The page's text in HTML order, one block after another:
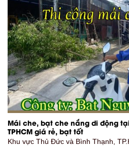
Mái che, bạt che nắng di động
TPHCM giá rẻ, bạt tốt
Khu vực Thủ Đức và Bình Thạnh,